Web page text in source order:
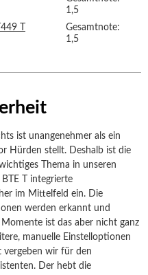
1,5
T
Gesamtnote:
1,5
ist unangenehmer als ein
Hürden stellt. Deshalb ist die
Thema in unseren
T integrierte
im Mittelfeld ein. Die
werden erkannt und
ist das aber nicht ganz
manuelle Einstelloptionen
vergeben wir für den
Der hebt die